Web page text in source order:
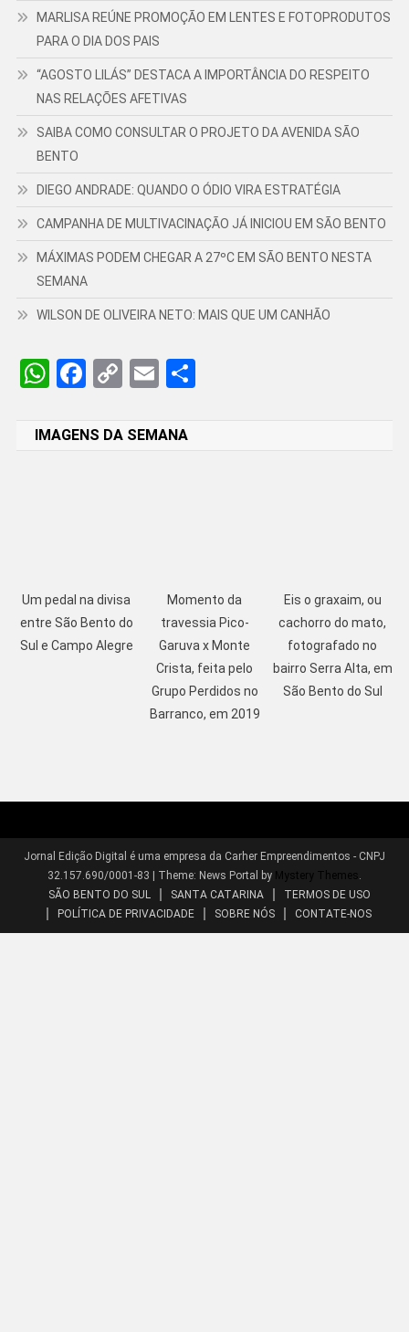
MARLISA REÚNE PROMOÇÃO EM LENTES E FOTOPRODUTOS
PARA O DIA DOS PAIS
“AGOSTO LILÁS” DESTACA A IMPORTÂNCIA DO RESPEITO
NAS RELAÇÕES AFETIVAS
SAIBA COMO CONSULTAR O PROJETO DA AVENIDA SÃO
BENTO
DIEGO ANDRADE: QUANDO O ÓDIO VIRA ESTRATÉGIA
CAMPANHA DE MULTIVACINAÇÃO JÁ INICIOU EM SÃO BENTO
MÁXIMAS PODEM CHEGAR A 27ºC EM SÃO BENTO NESTA
SEMANA
WILSON DE OLIVEIRA NETO: MAIS QUE UM CANHÃO
WhatsApp
Facebook
CopyEmailShare
IMAGENS DA SEMANA
Um pedal na divisa
entre São Bento do
Sul e Campo Alegre
Momento da
travessia Pico-
Garuva x Monte
Crista, feita pelo
Grupo Perdidos no
Barranco, em 2019
Eis o graxaim, ou
cachorro do mato,
fotografado no
bairro Serra Alta, em
São Bento do Sul
Jornal Edição Digital é uma empresa da Carher Empreendimentos - CNPJ
32.157.690/0001-83 | Theme: News Portal by Mystery Themes .
SÃO BENTO DO SUL
SANTA CATARINA
TERMOS DE USO
POLÍTICA DE PRIVACIDADE
SOBRE NÓS CONTATE-NOS